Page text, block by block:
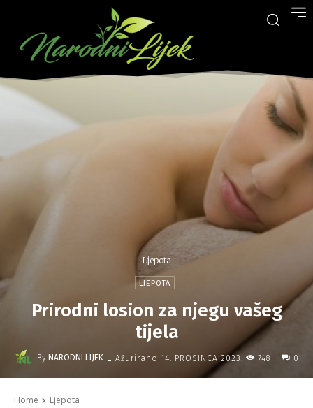
Ljepota
LJEPOTA
Prirodni losion za njegu vašeg
tijela
By NARODNI LIJEK - Ažurirano 14. PROSINCA 2023. 748 0
Home Ljepota